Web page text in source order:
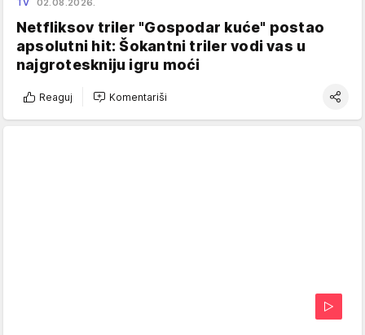
TV 02.08.2026.
Netfliksov triler "Gospodar kuće" postao
apsolutni hit: Šokantni triler vodi vas u
najgroteskniju igru moći
Reaguj Komentariši